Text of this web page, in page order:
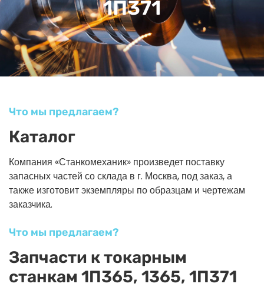
1П371
Что мы предлагаем?
Каталог
Компания «Станкомеханик» произведет поставку
запасных частей со склада в г. Москва, под заказ, а
также изготовит экземпляры по образцам и чертежам
заказчика.
Что мы предлагаем?
Запчасти к токарным
станкам 1П365, 1365, 1П371